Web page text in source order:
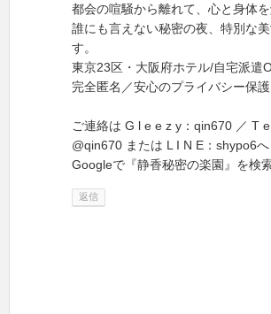
都会の喧騒から離れて、心と身体を
誰にも言えない秘密の夜、特別な
す。
東京23区・大阪府ホテル/自宅派遣
完全匿名／安心のプライバシー保護
ご連絡は G l e e z y：qin670 ／ T e
@qin670 または L I N E：shypo6へ
Googleで『静香秘密の楽園』を検
返信